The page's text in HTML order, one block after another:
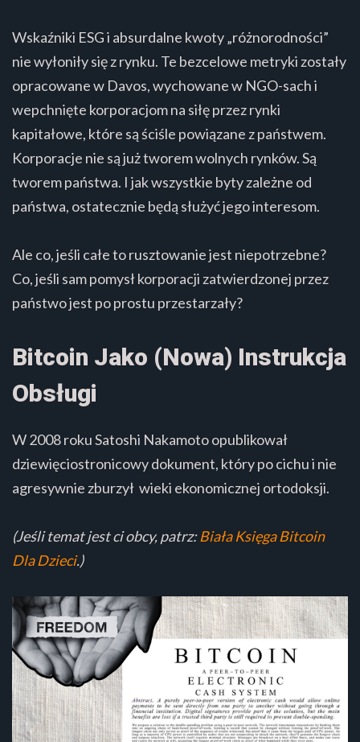
Wskaźniki ESG i absurdalne kwoty „różnorodności”
nie wyłoniły się z rynku. Te bezcelowe metryki zostały
opracowane w Davos, wychowane w NGO-sach i
wepchnięte korporacjom na siłę przez rynki
kapitałowe, które są ściśle powiązane z państwem.
Korporacje nie są już tworem wolnych rynków. Są
tworem państwa. I jak wszystkie byty zależne od
państwa, ostatecznie będą służyć jego interesom.
Ale co, jeśli całe to rusztowanie jest niepotrzebne?
Co, jeśli sam pomysł korporacji zatwierdzonej przez
państwo jest po prostu przestarzały?
Bitcoin Jako (Nowa) Instrukcja
Obsługi
W 2008 roku Satoshi Nakamoto opublikował
dziewięciostronicowy dokument, który po cichu i nie
agresywnie zburzył wieki ekonomicznej ortodoksji.
(Jeśli temat jest ci obcy, patrz:Biała Księga Bitcoin
Dla Dzieci.)